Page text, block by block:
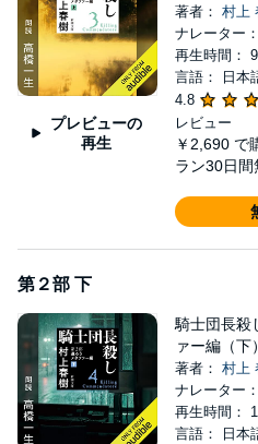
プレビューの
再生
著者： 村上
ナレーター：
再生時間：
言語： 日本
4.8
レビュー
￥2,690 で
ラン30日間
第２部 下
騎士団長殺
ァー編（
著者： 村上
ナレーター：
再生時間：
言語： 日本